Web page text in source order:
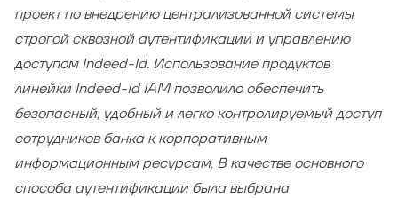
проект по внедрению централизованной системы
строгой сквозной аутентификации и управлению
доступом Indeed-Id. Использование продуктов
линейки Indeed-Id IAM позволило обеспечить
безопасный, удобный и легко контролируемый доступ
сотрудников банка к корпоративным
информационным ресурсам. В качестве основного
способа аутентификации была выбрана